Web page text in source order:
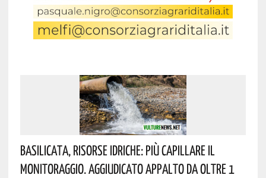
Basilicata, Risorse Idriche: Più Capillare Il
Monitoraggio. Aggiudicato Appalto Da Oltre 1